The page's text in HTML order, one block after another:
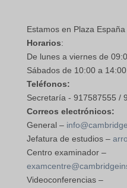
Estamos en Plaza
Horarios:
De lunes a viernes de
Sábados de 10:00 a
Teléfonos:
Secretaría - 917587555 /
Correos electrónicos:
General –
Jefatura de estudios –
Centro examinador –
Videoconferencias –